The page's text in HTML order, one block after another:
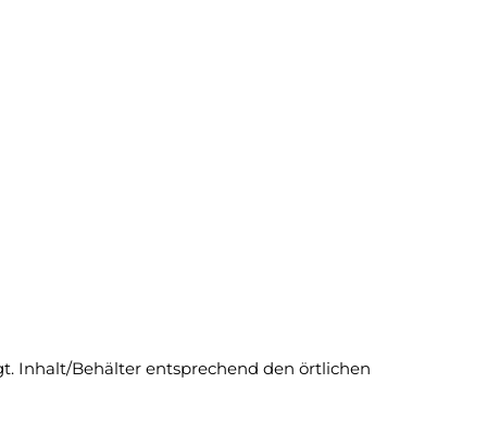
Inhalt/Behälter entsprechend den örtlichen